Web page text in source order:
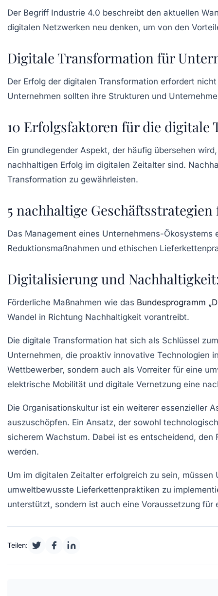
Der Begriff Industrie 4.0 beschreibt den aktuellen
digitalen Netzwerken neu denken, um von den
Digitale Transformation für
Der Erfolg der digitalen Transformation erfordert
Unternehmen sollten ihre Strukturen und
10 Erfolgsfaktoren für die
Ein grundlegender Aspekt, der häufig übersehen
nachhaltigen Erfolg im digitalen Zeitalter sind.
Transformation zu gewährleisten.
5 nachhaltige
Das Management eines Unternehmens-Ökosystems
Reduktionsmaßnahmen und ethischen
Digitalisierung und
Förderliche Maßnahmen wie das Bundesprogramm
Wandel in Richtung Nachhaltigkeit vorantreibt.
Die digitale Transformation hat sich als Schlüssel
Unternehmen, die proaktiv innovative Technologien
Wettbewerber, sondern auch als Vorreiter für eine
elektrische Mobilität und digitale Vernetzung eine
Die Organisationskultur ist ein weiterer essenzieller
auszuschöpfen. Ein Ansatz, der sowohl
sicherem Wachstum. Dabei ist es entscheidend,
werden.
Um im digitalen Zeitalter erfolgreich zu sein,
umweltbewusste Lieferkettenpraktiken zu
unterstützt, sondern ist auch eine Voraussetzung
Teilen: